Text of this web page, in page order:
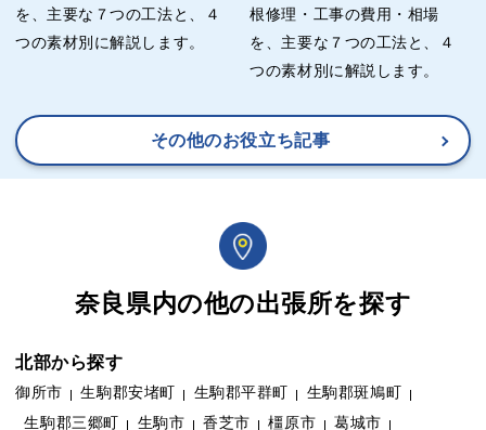
を、主要な７つの工法と、４
つの素材別に解説します。
根修理・工事の費用・相場
を、主要な７つの工法と、４
つの素材別に解説します。
その他のお役立ち記事
奈良県内の他の出張所を探す
北部から探す
御所市 生駒郡安堵町 生駒郡平群町
生駒郡斑鳩町
生駒郡三郷町
生駒市 香芝市 橿原市
葛城市